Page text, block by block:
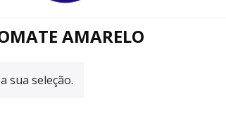
AMARELO
sua seleção.